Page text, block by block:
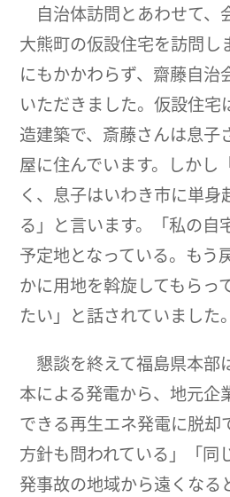
自治体訪問とあわせて、
大熊町の仮設住宅を訪問し
にもかかわらず、齋藤自治
いただきました。仮設住宅
造建築で、斎藤さんは息子
屋に住んでいます。しかし
く、息子はいわき市に単身
る」と言います。「私の自
予定地となっている。もう
かに用地を斡旋してもらっ
たい」と話されていました。
懇談を終えて福島県本部
本による発電から、地元企
できる再生エネ発電に脱却
方針も問われている」「同
発事故の地域から遠くなる